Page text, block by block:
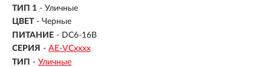
ТИП 1 - Уличные
ЦВЕТ - Черные
ПИТАНИЕ - DC6-16В
СЕРИЯ - AE-VCхххх
ТИП - Уличные